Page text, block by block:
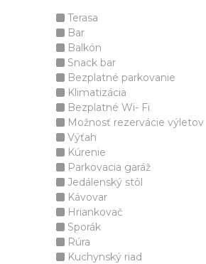
Terasa
Bar
Balkón
Snack bar
Bezplatné parkovanie
Klimatizácia
Bezplatné Wi- Fi
Možnosť rezervácie výletov
Výťah
Kúrenie
Parkovacia garáž
Jedálenský stôl
Kávovar
Hriankovač
Sporák
Rúra
Kuchynský riad